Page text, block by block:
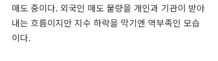
매도 중이다. 외국인 매도 물량을 개인과 기관이 받아
내는 흐름이지만 지수 하락을 막기엔 역부족인 모습
이다.